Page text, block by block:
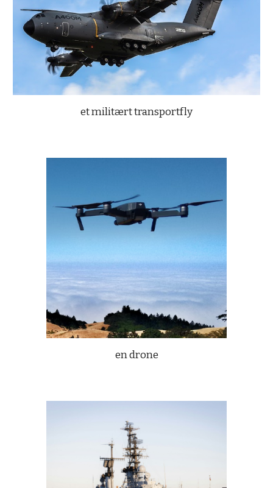
et militært transportfly
en drone